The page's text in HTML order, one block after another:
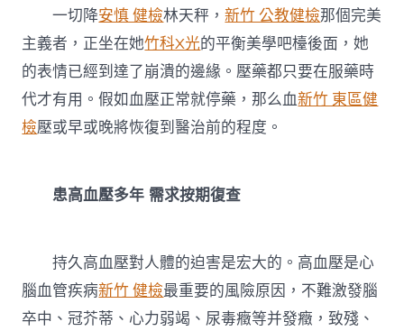
一切降安慎 健檢林天秤，新竹 公教健檢那個完美
主義者，正坐在她竹科X光的平衡美學吧檯後面，她
的表情已經到達了崩潰的邊緣。壓藥都只要在服藥時
代才有用。假如血壓正常就停藥，那么血新竹 東區健
檢壓或早或晚將恢復到醫治前的程度。
患高血壓多年 需求按期復查
持久高血壓對人體的迫害是宏大的。高血壓是心
腦血管疾病新竹 健檢最重要的風險原因，不難激發腦
卒中、冠芥蒂、心力弱竭、尿毒癥等并發癥，致殘、